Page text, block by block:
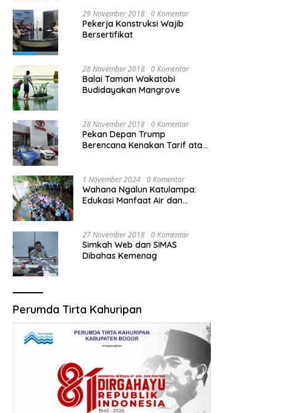
29 November 2018 0 Komentar
Pekerja Konstruksi Wajib
Bersertifikat
28 November 2018 0 Komentar
Balai Taman Wakatobi
Budidayakan Mangrove
28 November 2018 0 Komentar
Pekan Depan Trump
Berencana Kenakan Tarif atas
1 November 2024 0 Komentar
Wahana Ngalun Katulampa:
Edukasi Manfaat Air dan
27 November 2018 0 Komentar
Simkah Web dan SIMAS
Dibahas Kemenag
Perumda Tirta Kahuripan